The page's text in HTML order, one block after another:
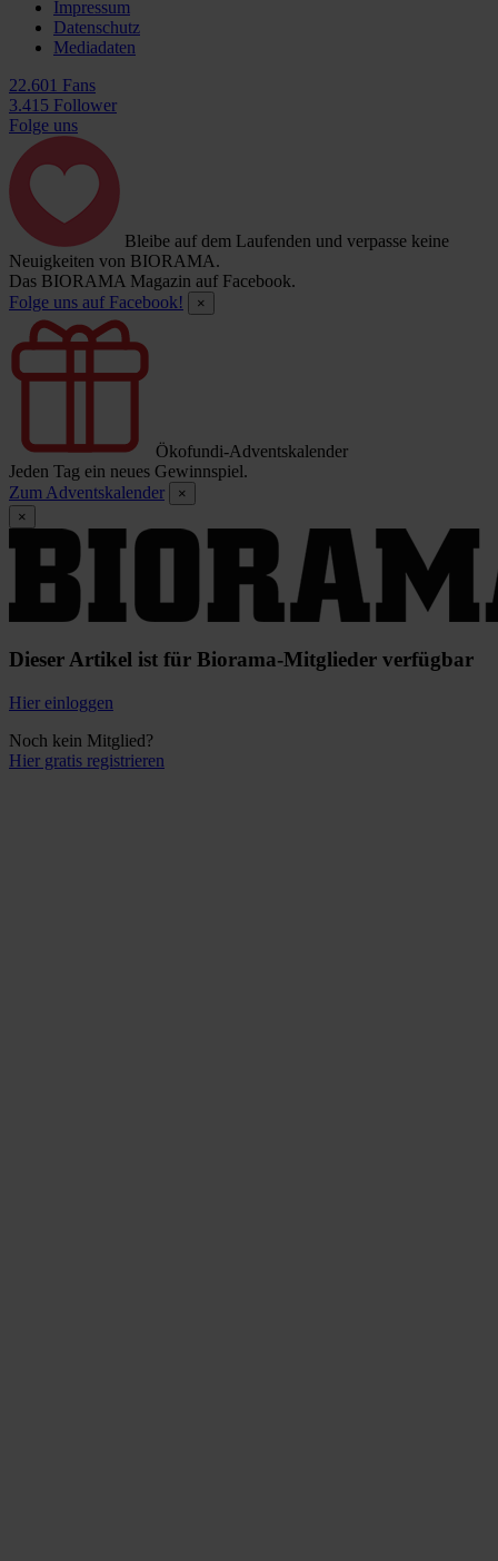
Impressum
Datenschutz
Mediadaten
22.601 Fans
3.415 Follower
Folge uns
Bleibe auf dem Laufenden und verpasse keine
Neuigkeiten von BIORAMA.
Das BIORAMA Magazin auf Facebook.
Folge uns auf Facebook!
×
Ökofundi-Adventskalender
Jeden Tag ein neues Gewinnspiel.
Zum Adventskalender
×
×
Dieser Artikel ist für Biorama-Mitglieder verfügbar
Hier einloggen
Noch kein Mitglied?
Hier gratis registrieren